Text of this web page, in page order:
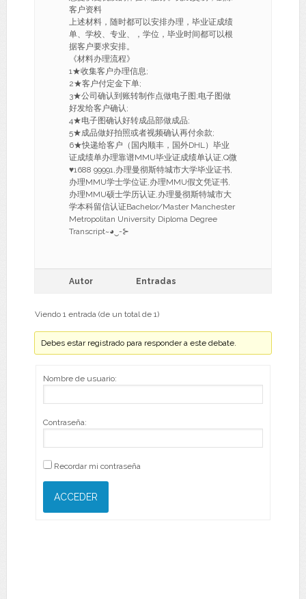
客户资料
上述材料，随时都可以安排办理，毕业证成绩
单、学校、专业、，学位，毕业时间都可以根
据客户要求安排。
《材料办理流程》
1★收集客户办理信息;
2★客户付定金下单;
3★公司确认到账转制作点做电子图;电子图做
好发给客户确认;
4★电子图确认好转成品部做成品;
5★成品做好拍照或者视频确认再付余款;
6★快递给客户（国内顺丰，国外DHL）毕业
证成绩单办理靠谱MMU毕业证成绩单认证,Q微
♥1688 99991,办理曼彻斯特城市大学毕业证书,
办理MMU学士学位证,办理MMU假文凭证书,
办理MMU硕士学历认证,办理曼彻斯特城市大
学本科留信认证Bachelor/Master Manchester
Metropolitan University Diploma Degree
Transcript~◕‿-⊱
Autor Entradas
Viendo 1 entrada (de un total de 1)
Debes estar registrado para responder a este debate.
Nombre de usuario:
Contraseña:
Recordar mi contraseña
ACCEDER